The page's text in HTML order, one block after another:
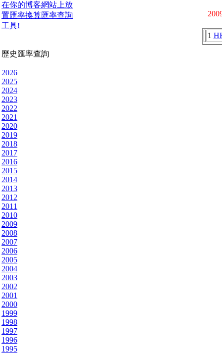
在你的博客網站上放
置匯率換算匯率查詢
工具!
歷史匯率查詢
2026
2025
2024
2023
2022
2021
2020
2019
2018
2017
2016
2015
2014
2013
2012
2011
2010
2009
2008
2007
2006
2005
2004
2003
2002
2001
2000
1999
1998
1997
1996
1995
1